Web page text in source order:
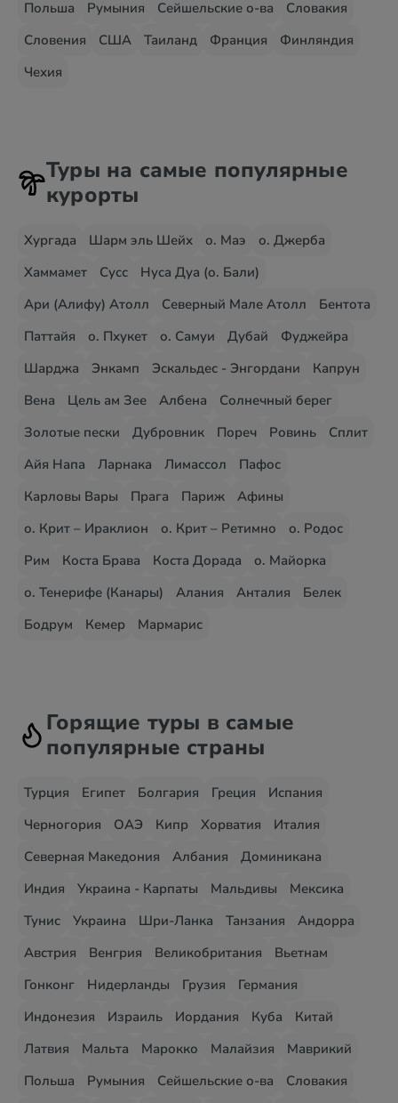
Польша Румыния Сейшельские о-ва
Словакия
Словения
США Таиланд Франция
Финляндия
Чехия
Туры на самые популярные
курорты
Хургада Шарм эль Шейх о. Маэ
о. Джерба
Хаммамет
Сусс
Нуса Дуа (о. Бали)
Ари (Алифу) Атолл
Северный Мале Атолл
Бентота
Паттайя
о. Пхукет о. Самуи Дубай
Фуджейра
Шарджа
Энкамп Эскальдес - Энгордани
Капрун
Вена
Цель ам Зее Албена
Солнечный берег
Золотые пески
Дубровник Пореч Ровинь
Сплит
Айя Напа
Ларнака Лимассол
Пафос
Карловы Вары
Прага Париж
Афины
о. Крит – Ираклион
о. Крит – Ретимно
о. Родос
Рим
Коста Брава Коста Дорада
о. Майорка
о. Тенерифе (Канары)
Алания Анталия
Белек
Бодрум
Кемер Мармарис
Горящие туры в самые
популярные страны
Турция Египет Болгария Греция
Испания
Черногория
ОАЭ Кипр Хорватия
Италия
Северная Македония
Албания
Доминикана
Индия
Украина - Карпаты Мальдивы
Мексика
Тунис
Украина Шри-Ланка Танзания
Андорра
Австрия
Венгрия Великобритания
Вьетнам
Гонконг
Нидерланды Грузия
Германия
Индонезия
Израиль Иордания Куба
Китай
Латвия
Мальта Марокко Малайзия
Маврикий
Польша
Румыния Сейшельские о-ва
Словакия